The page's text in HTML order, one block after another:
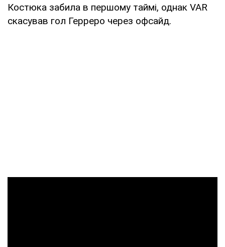
Костюка забила в першому таймі, однак VAR
скасував гол Герреро через офсайд.